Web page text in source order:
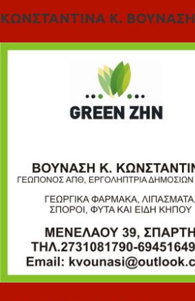
ΚΩΝΣΤΑΝΤΙΝΑ Κ. ΒΟΥΝΑΣΗ